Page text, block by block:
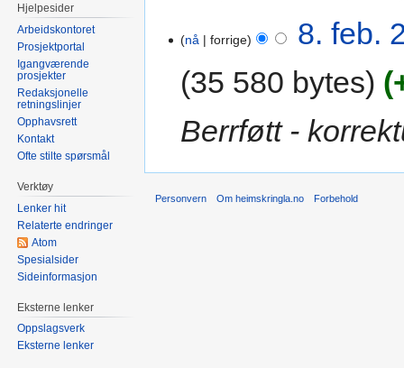
nå forrige
8. feb.
35 580 bytes
Berrføtt -
Hjelpesider
Arbeidskontoret
Prosjektportal
Igangværende
prosjekter
Redaksjonelle
retningslinjer
Opphavsrett
Kontakt
Ofte stilte spørsmål
Verktøy
Lenker hit
Relaterte endringer
Atom
Spesialsider
Sideinformasjon
Eksterne lenker
Oppslagsverk
Eksterne lenker
Personvern Om heimskringla.no Forbehold